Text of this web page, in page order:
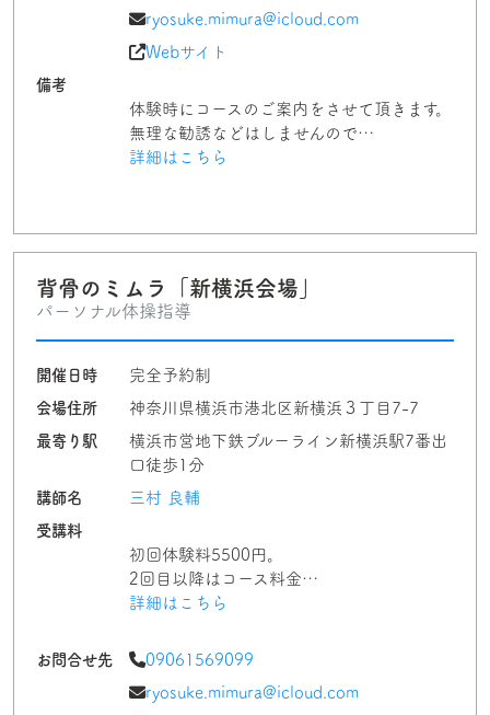
ryosuke.mimura@icloud.com
Webサイト
備考
体験時にコースのご案内をさせて頂きます。
無理な勧誘などはしませんので…
詳細はこちら
背骨のミムラ「新横浜会場」
パーソナル体操指導
開催日時
完全予約制
会場住所
神奈川県横浜市港北区新横浜３丁目7-7
最寄り駅
横浜市営地下鉄ブルーライン新横浜駅7番出
口徒歩1分
講師名
三村 良輔
受講料
初回体験料5500円。
2回目以降はコース料金…
詳細はこちら
お問合せ先
09061569099
ryosuke.mimura@icloud.com